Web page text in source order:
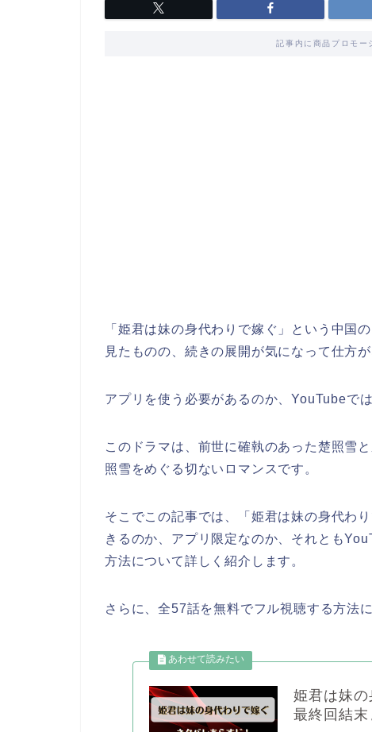
記事内に商品プロモー
「姫君は妹の身代わりで嫁ぐ」という中国
見たものの、続きの展開が気になって仕方
アプリを使う必要があるのか、YouTubeで
このドラマは、前世に確執のあった楚照雪
照雪をめぐる切ないロマンスです。
そこでこの記事では、 「姫君は妹の身代わり
きるのか、アプリ限定なのか、それとも
方法について詳しく紹介します。
さらに、全57話を無料でフル視聴する方法
姫君は妹の
最終回結末